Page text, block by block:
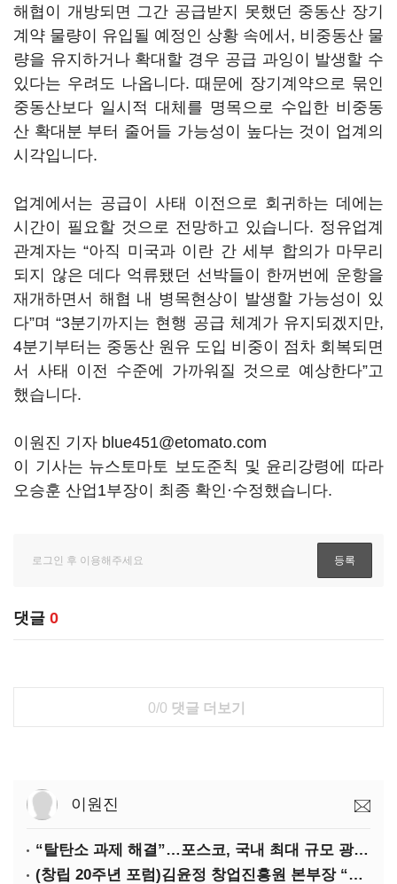
해협이 개방되면 그간 공급받지 못했던 중동산 장기
계약 물량이 유입될 예정인 상황 속에서, 비중동산 물
량을 유지하거나 확대할 경우 공급 과잉이 발생할 수
있다는 우려도 나옵니다. 때문에 장기계약으로 묶인
중동산보다 일시적 대체를 명목으로 수입한 비중동
산 확대분 부터 줄어들 가능성이 높다는 것이 업계의
시각입니다.
업계에서는 공급이 사태 이전으로 회귀하는 데에는
시간이 필요할 것으로 전망하고 있습니다. 정유업계
관계자는 “아직 미국과 이란 간 세부 합의가 마무리
되지 않은 데다 억류됐던 선박들이 한꺼번에 운항을
재개하면서 해협 내 병목현상이 발생할 가능성이 있
다”며 “3분기까지는 현행 공급 체계가 유지되겠지만,
4분기부터는 중동산 원유 도입 비중이 점차 회복되면
서 사태 이전 수준에 가까워질 것으로 예상한다”고
했습니다.
이원진 기자 blue451@etomato.com
이 기사는 뉴스토마토 보도준칙 및 윤리강령에 따라
오승훈 산업1부장이 최종 확인·수정했습니다.
댓글 0
0/0 댓글 더보기
이원진
“탈탄소 과제 해결”…포스코, 국내 최대 규모 광양 전기로 준공
(창립 20주년 포럼)김윤정 창업진흥원 본부장 “유니콘 넘어 데카콘으로”